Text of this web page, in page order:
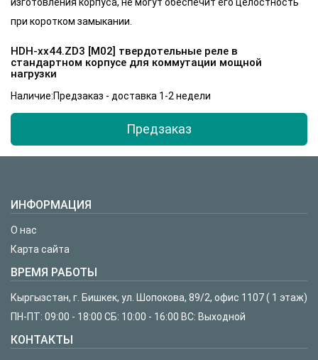
при коротком замыкании.
HDH-xx44.ZD3 [M02] твердотельные реле в
стандартном корпусе для коммутации мощной
нагрузки
Наличие:Предзаказ - доставка 1-2 недели
Предзаказ
ИНФОРМАЦИЯ
О нас
Карта сайта
ВРЕМЯ РАБОТЫ
Кыргызстан, г. Бишкек, ул. Шопокова, 89/2, офис 1107 ( 1 этаж)
ПН-ПТ: 09:00 - 18:00 СБ: 10:00 - 16:00 ВС: Выходной
КОНТАКТЫ